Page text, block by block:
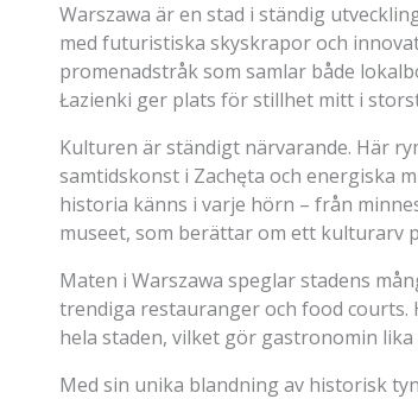
Warszawa är en stad i ständig
med futuristiska skyskrapor och
promenadstråk som samlar både
Łazienki ger plats för stillhet mitt i
Kulturen är ständigt närvarande. Här
samtidskonst i Zachęta och energiska
historia känns i varje hörn – från
museet, som berättar om ett kulturarv
Maten i Warszawa speglar stadens
trendiga restauranger och food courts.
hela staden, vilket gör gastronomin
Med sin unika blandning av historisk